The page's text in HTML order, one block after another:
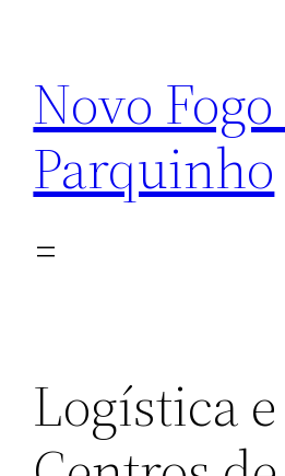
conteúdo
Novo
Parquinho
Logística e